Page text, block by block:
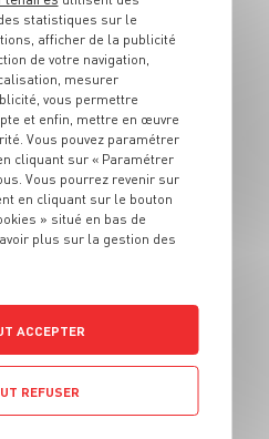
20 min
et fleur
min 30 min
statistiques sur le
afficher de la publicité
de votre navigation,
mesurer
vous permettre
et enfin, mettre en œuvre
Vous pouvez paramétrer
cliquant sur « Paramétrer
Vous pourrez revenir sur
en cliquant sur le bouton
» situé en bas de
plus sur la gestion des
ACCEPTER
REFUSER